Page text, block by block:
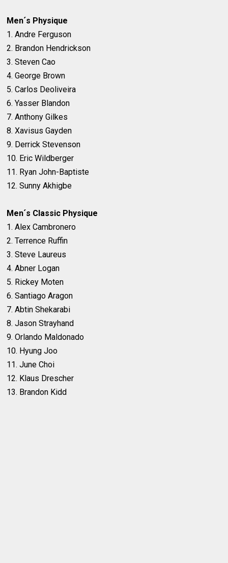
Men´s Physique
1. Andre Ferguson
2. Brandon Hendrickson
3. Steven Cao
4. George Brown
5. Carlos Deoliveira
6. Yasser Blandon
7. Anthony Gilkes
8. Xavisus Gayden
9. Derrick Stevenson
10. Eric Wildberger
11. Ryan John-Baptiste
12. Sunny Akhigbe
Men´s Classic Physique
1. Alex Cambronero
2. Terrence Ruffin
3. Steve Laureus
4. Abner Logan
5. Rickey Moten
6. Santiago Aragon
7. Abtin Shekarabi
8. Jason Strayhand
9. Orlando Maldonado
10. Hyung Joo
11. June Choi
12. Klaus Drescher
13. Brandon Kidd